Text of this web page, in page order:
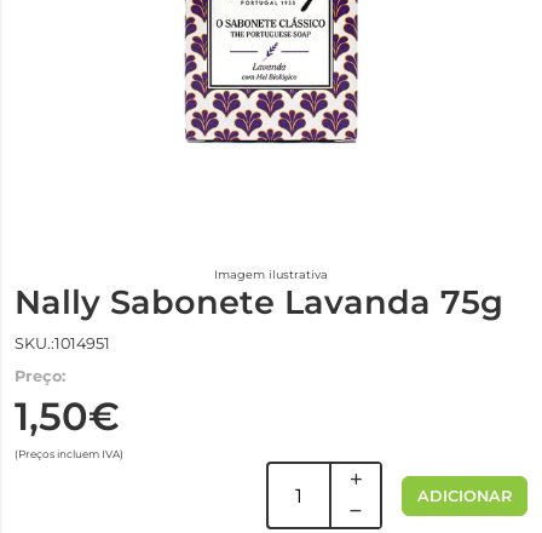
Imagem ilustrativa
Nally Sabonete Lavanda 75g
SKU.:1014951
Preço:
1,50€
(Preços incluem IVA)
ADICIONAR